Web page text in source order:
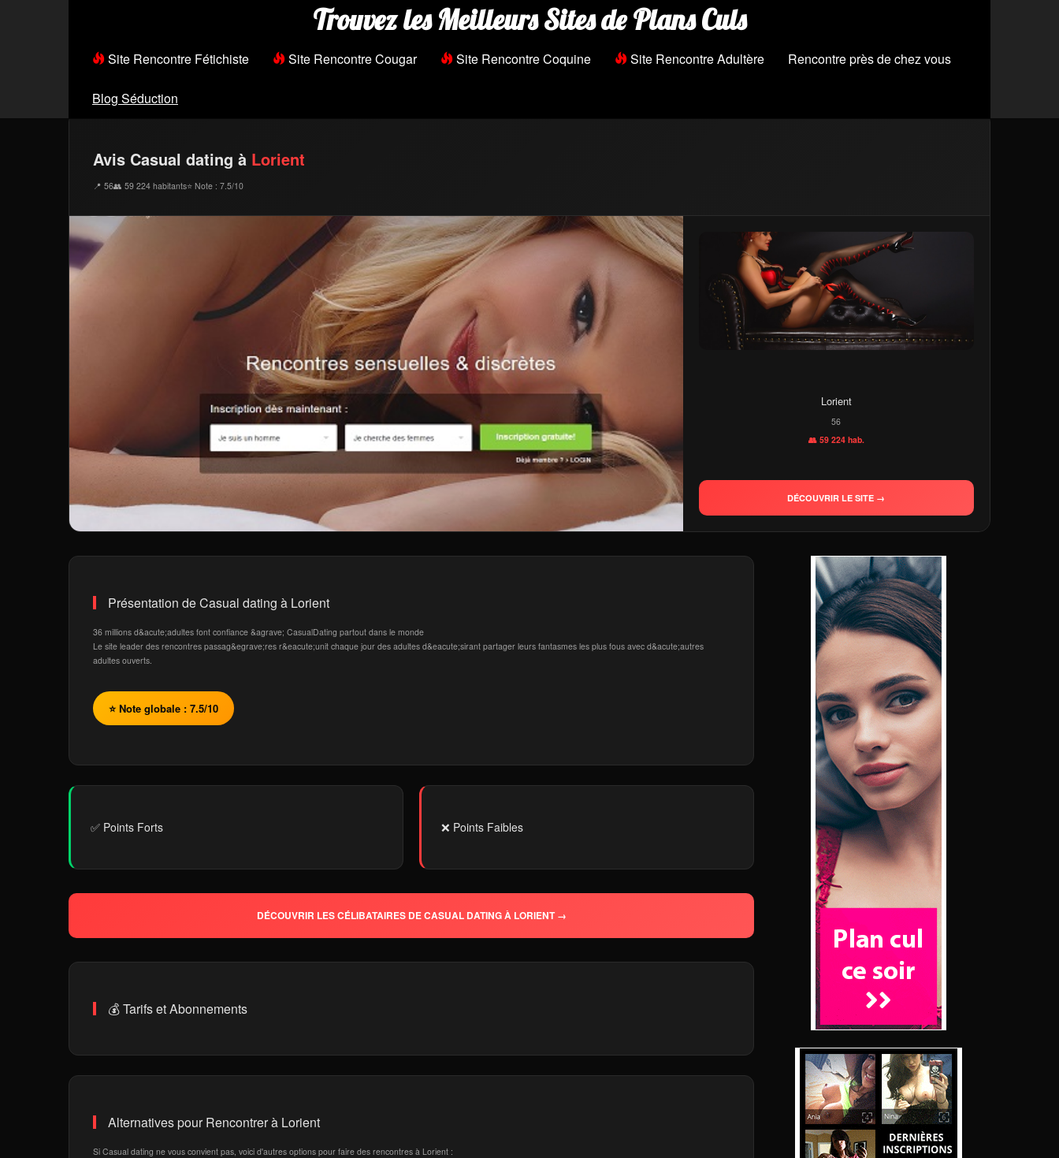
Trouvez les Meilleurs Sites de Plans Culs
Site Rencontre Fétichiste Site Rencontre Cougar Site Rencontre Coquine Site Rencontre Adultère Rencontre près de chez vous
Blog Séduction
Avis Casual dating à Lorient
📍 56👥 59 224 habitants⭐ Note : 7.5/10
Lorient
56
👥 59 224 hab.
DÉCOUVRIR LE SITE →
Présentation de Casual dating à Lorient
36 millions d&acute;adultes font confiance &agrave; CasualDating partout dans le monde
Le site leader des rencontres passag&egrave;res r&eacute;unit chaque jour des adultes d&eacute;sirant partager leurs fantasmes les plus fous avec d&acute;autres
adultes ouverts.
⭐ Note globale : 7.5/10
✅ Points Forts ❌ Points Faibles
DÉCOUVRIR LES CÉLIBATAIRES DE CASUAL DATING À LORIENT →
💰 Tarifs et Abonnements
Alternatives pour Rencontrer à Lorient
Si Casual dating ne vous convient pas, voici d'autres options pour faire des rencontres à Lorient :